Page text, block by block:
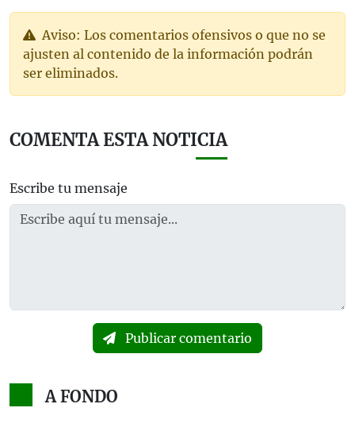
Aviso: Los comentarios ofensivos o que no se
ajusten al contenido de la información podrán
ser eliminados.
COMENTA ESTA NOTICIA
Escribe tu mensaje
Publicar comentario
A FONDO